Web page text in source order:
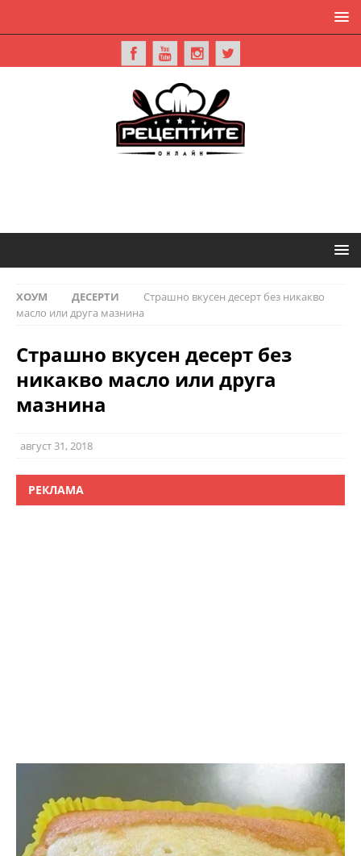
ХОУМ ДЕСЕРТИ
Страшно вкусен десерт без никакво
масло или друга мазнина
Страшно вкусен десерт без
никакво масло или друга
мазнина
август 31, 2018
РЕКЛАМА